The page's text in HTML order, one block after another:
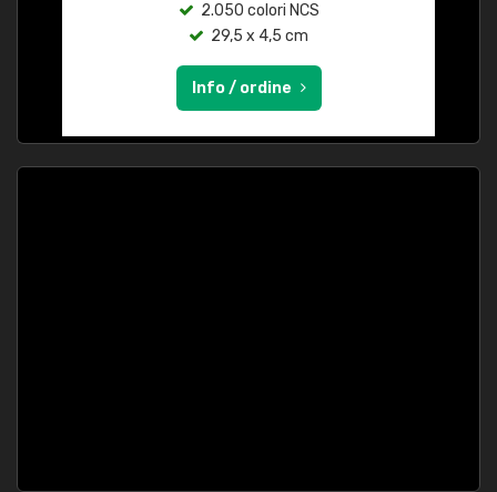
2.050 colori NCS
29,5 x 4,5 cm
Info / ordine